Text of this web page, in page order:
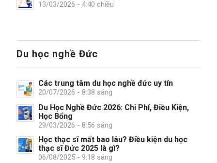
13/03/2026 - 4:40 chiều
Du học nghề Đức
Các trung tâm du học nghề đức uy tín
20/07/2026 - 8:38 sáng
Du Học Nghề Đức 2026: Chi Phí, Điều Kiện,
Học Bổng
29/03/2026 - 8:56 sáng
Học thạc sĩ mất bao lâu? Điều kiện du học
thạc sĩ Đức 2025 là gì?
06/08/2025 - 9:18 sáng